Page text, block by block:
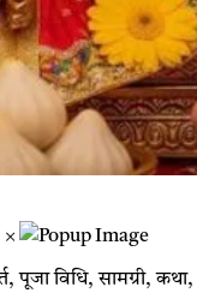
×
पूजा विधि,